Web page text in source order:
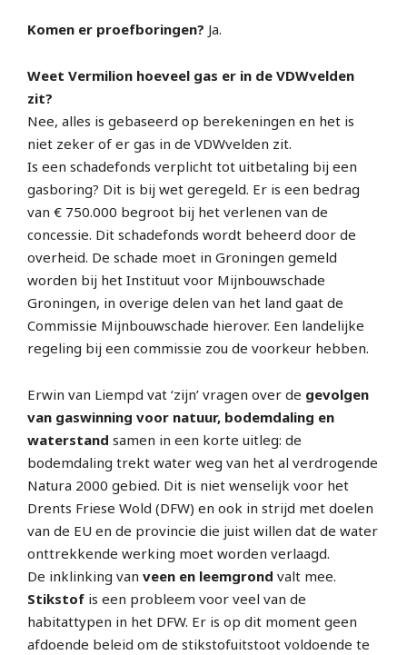
Komen er proefboringen? Ja.
Weet Vermilion hoeveel gas er in de VDWvelden
zit?
Nee, alles is gebaseerd op berekeningen en het is
niet zeker of er gas in de VDWvelden zit.
Is een schadefonds verplicht tot uitbetaling bij een
gasboring? Dit is bij wet geregeld. Er is een bedrag
van € 750.000 begroot bij het verlenen van de
concessie. Dit schadefonds wordt beheerd door de
overheid. De schade moet in Groningen gemeld
worden bij het Instituut voor Mijnbouwschade
Groningen, in overige delen van het land gaat de
Commissie Mijnbouwschade hierover. Een landelijke
regeling bij een commissie zou de voorkeur hebben.
Erwin van Liempd vat ‘zijn’ vragen over de gevolgen
van gaswinning voor natuur, bodemdaling en
waterstand samen in een korte uitleg: de
bodemdaling trekt water weg van het al verdrogende
Natura 2000 gebied. Dit is niet wenselijk voor het
Drents Friese Wold (DFW) en ook in strijd met doelen
van de EU en de provincie die juist willen dat de water
onttrekkende werking moet worden verlaagd.
De inklinking van veen en leemgrond valt mee.
Stikstof is een probleem voor veel van de
habitattypen in het DFW. Er is op dit moment geen
afdoende beleid om de stikstofuitstoot voldoende te